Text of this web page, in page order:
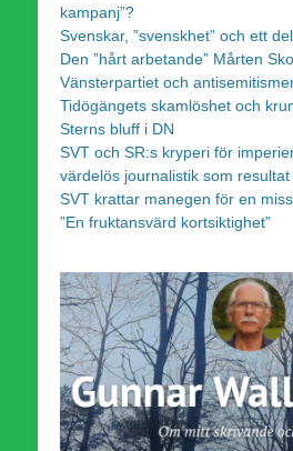
kampanj”?
Svenskar, ”svenskhet” och ett
Den ”hårt arbetande” Mårten
Vänsterpartiet och
Tidögängets skamlöshet och
Sterns bluff i DN
SVT och SR:s kryperi för
värdelös journalistik som resultat
SVT krattar manegen för en
”En fruktansvärd kortsiktighet”